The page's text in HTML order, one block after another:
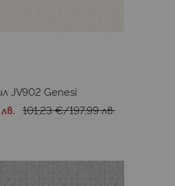
JV902 Genesi
101,23 €/197,99 лв.